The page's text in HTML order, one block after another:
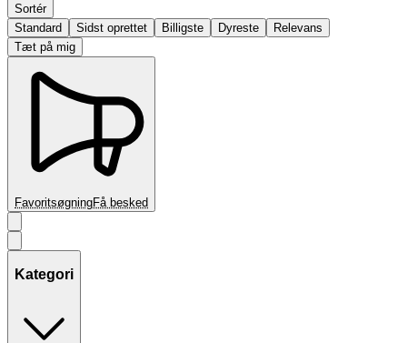
Sortér
Standard
Sidst oprettet Billigste Dyreste
Relevans
Tæt på mig
FavoritsøgningFå besked
Kategori